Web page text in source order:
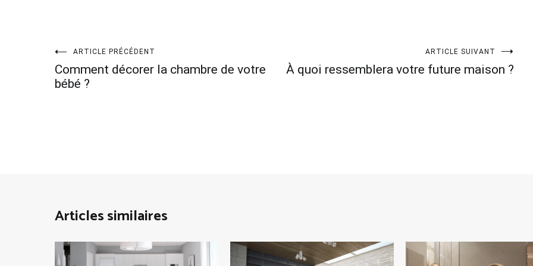
Navigation
de
ARTICLE PRÉCÉDENT
Comment décorer la chambre de votre
bébé ?
ARTICLE SUIVANT
À quoi ressemblera votre future maison ?
Articles similaires